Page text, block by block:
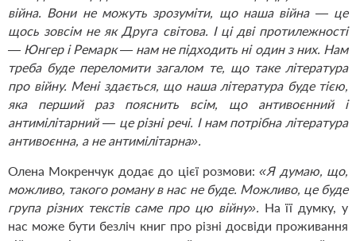
війна. Вони не можуть зрозуміти, що наша війна — це
щось зовсім не як Друга світова. І ці дві протилежності
— Юнгер і Ремарк — нам не підходить ні один з них. Нам
треба буде переломити загалом те, що таке література
про війну. Мені здається, що наша література буде тією,
яка перший раз пояснить всім, що антивоєнний і
антимілітарний — це різні речі. І нам потрібна література
антивоєнна, а не антимілітарна».
Олена Мокренчук додає до цієї розмови:«Я думаю, що,
можливо, такого роману в нас не буде. Можливо, це буде
група різних текстів саме про цю війну». На її думку, у
нас може бути безліч книг про різні досвіди проживання